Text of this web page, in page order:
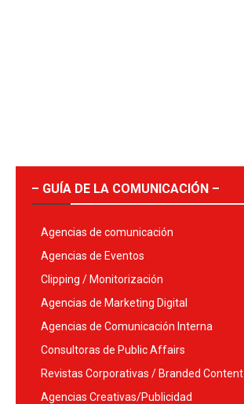
– GUÍA DE LA COMUNICACIÓN –
Agencias de comunicación
Agencias de Eventos
Clipping / Monitorización
Agencias de Marketing Digital
Agencias de Comunicación Interna
Consultoras de Public Affairs
Revistas Corporativas / Branded Content
Agencias Creativas/Publicidad